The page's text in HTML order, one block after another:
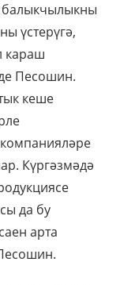
балыкчылыкны
үстерүгә,
караш
Песошин.
кеше
Күргәзмәдә
да бу
арта